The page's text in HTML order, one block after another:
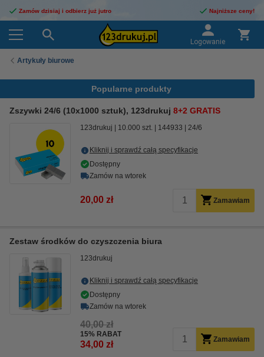
Zamów dzisiaj i odbierz już jutro Najniższe ceny!
Logowanie
Artykuły biurowe
Popularne produkty
Zszywki 24/6 (10x1000 sztuk), 123drukuj 8+2 GRATIS
123drukuj 10.000 szt. 144933 24/6
Kliknij i sprawdź całą specyfikacje
Dostępny
Zamów na wtorek
20,00 zł Zamawiam
Zestaw środków do czyszczenia biura
123drukuj
Kliknij i sprawdź całą specyfikacje
Dostępny
Zamów na wtorek
40,00 zł
15% RABAT
34,00 zł Zamawiam